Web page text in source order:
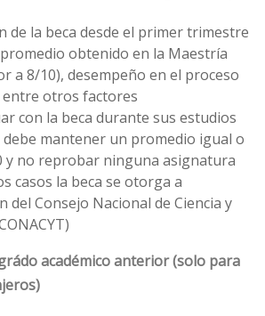
de la beca desde el primer trimestre
obtenido en la Maestría
a 8/10), desempeño en el proceso
entre otros factores
con la beca durante sus estudios
mantener un promedio igual o
y no reprobar ninguna asignatura
casos la beca se otorga a
del Consejo Nacional de Ciencia y
académico anterior (solo para